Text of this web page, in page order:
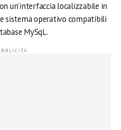
un’interfaccia localizzabile in
sistema operativo compatibili
MySqL.